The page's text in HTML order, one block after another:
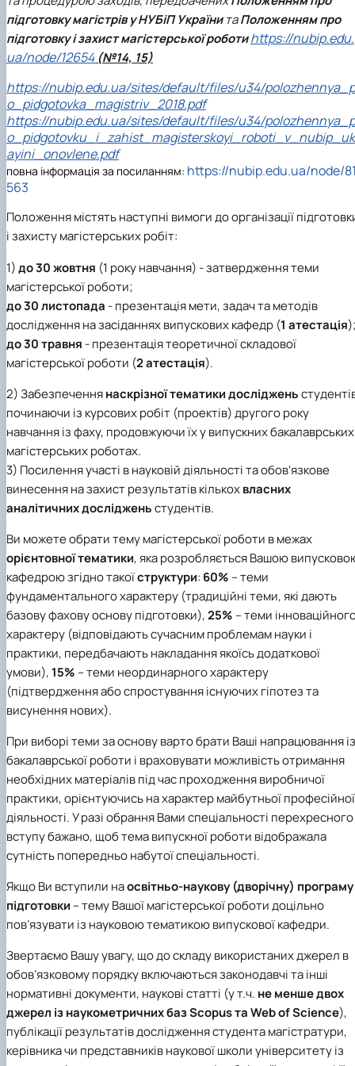
підготовку магістрів у НУБіП УкраїнитаПоложенням про
підготовку і захист магістерської роботиhttps://nubip.edu.
ua/node/12654 (№14, 15)
https://nubip.edu.ua/sites/default/files/u34/
o_pidgotovka_magistriv_2018.pdf
https://nubip.edu.ua/sites/default/files/u34/
ayini_onovlene.pdf
повна інформація за посиланням: https://nubip.edu.ua/node/
563
Положення містять наступні вимоги до організації
і захисту магістерських робіт:
1)до 30 жовтня (1 року навчання) - затвердження теми
магістерської роботи;
до 30 листопада - презентація мети, задач та методів
дослідження на засіданнях випускових кафедр (1 атестація
до 30 травня - презентація теоретичної складової
магістерської роботи (2 атестація).
2) Забезпеченнянаскрізної тематики досліджень
починаючи із курсових робіт (проектів) другого року
навчання із фаху, продовжуючи їх у випускних бакалаврських
магістерських роботах.
3) Посилення участі в науковій діяльності та обов'язкове
винесення на захист результатів кількохвласних
аналітичних дослідженьстудентів.
Ви можете обрати тему магістерської роботи в межах
орієнтовної тематики, яка розробляється Вашою
кафедрою згідно такоїструктури: 60% – теми
фундаментального характеру (традиційні теми, які дають
базову фахову основу підготовки),25% – теми
характеру (відповідають сучасним проблемам науки і
практики, передбачають накладання якоїсь додаткової
умови), 15% – теми неординарного характеру
(підтвердження або спростування існуючих гіпотез та
висунення нових).
При виборі теми за основу варто брати Ваші напрацювання із
бакалаврської роботи і враховувати можливість отримання
необхідних матеріалів під час проходження виробничої
практики, орієнтуючись на характер майбутньої професійної
діяльності. У разі обрання Вами спеціальності перехресного
вступу бажано, щоб тема випускної роботи відображала
сутність попередньо набутої спеціальності.
Якщо Ви вступили наосвітньо-наукову (дворічну) програму
підготовки – тему Вашої магістерської роботи доцільно
пов’язувати із науковою тематикою випускової кафедри.
Звертаємо Вашу увагу, що до складу використаних джерел в
обов’язковому порядку включаються законодавчі та інші
нормативні документи, наукові статті (у т.ч. не менше двох
джерел із наукометричних баз Scopus та Web of Science),
публікації результатів дослідження студента магістратури,
керівника чи представників наукової школи університету із